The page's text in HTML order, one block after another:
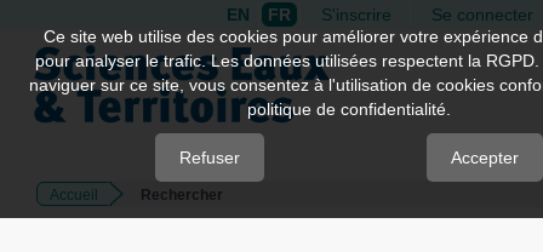
Quick
jump
page
Main
EN FR S'inscrire Se connecter
Accueil Rechercher
Ce site web utilise des cookies pour améliorer votre expérience
pour analyser le trafic. Les données utilisées respectent la
naviguer sur ce site, vous consentez à l'utilisation de cookies
politique de confidentialité.
Refuser Accepter